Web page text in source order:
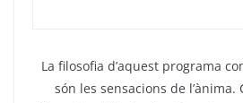
La filosofia d’aquest programa
són les sensacions de l’ànima.